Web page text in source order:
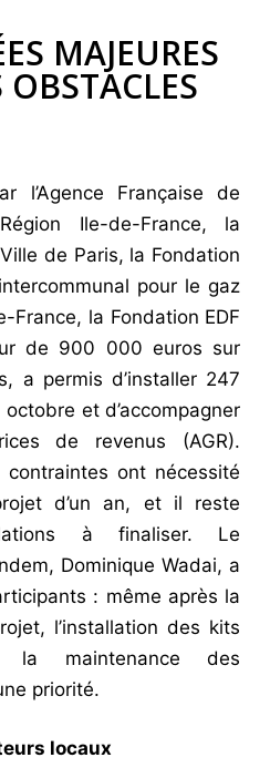
MAJEURES
l’Agence Française de
Ile-de-France, la
de Paris, la Fondation
pour le gaz
France, la Fondation EDF
de 900 000 euros sur
a permis d’installer 247
et d’accompagner
de revenus (AGR).
contraintes ont nécessité
d’un an, et il reste
à finaliser. Le
Dominique Wadai, a
: même après la
l’installation des kits
la maintenance des
priorité.
locaux